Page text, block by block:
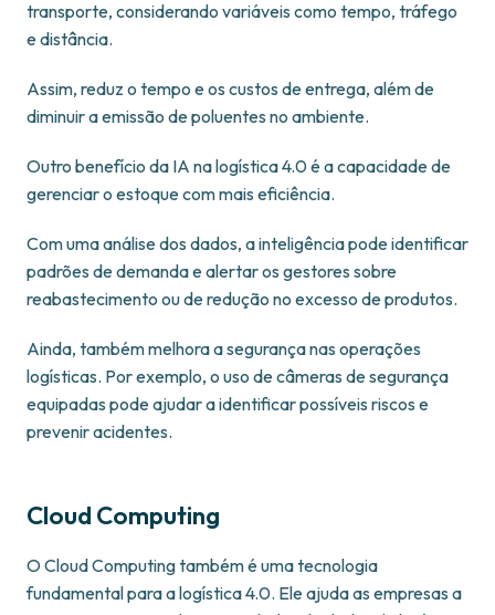
transporte, considerando variáveis como tempo, tráfego
e distância.
Assim, reduz o tempo e os custos de entrega, além de
diminuir a emissão de poluentes no ambiente.
Outro benefício da IA na logística 4.0 é a capacidade de
gerenciar o estoque com mais eficiência.
Com uma análise dos dados, a inteligência pode identificar
padrões de demanda e alertar os gestores sobre
reabastecimento ou de redução no excesso de produtos.
Ainda, também melhora a segurança nas operações
logísticas. Por exemplo, o uso de câmeras de segurança
equipadas pode ajudar a identificar possíveis riscos e
prevenir acidentes.
Cloud Computing
O Cloud Computing também é uma tecnologia
fundamental para a logística 4.0. Ele ajuda as empresas a